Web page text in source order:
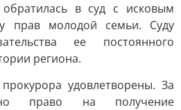
в суд с исковым
прав молодой семьи. Суду
ее постоянного
региона.
удовлетворены. За
право на получение